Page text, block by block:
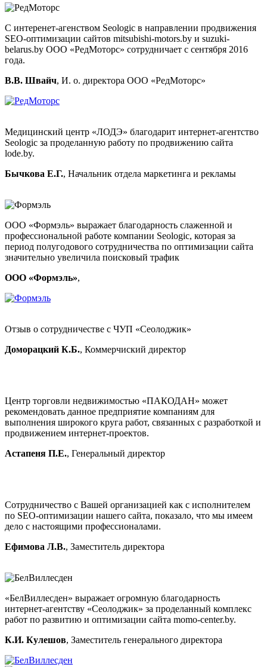
С интеренет-агенством Seologic в направлении продвижения
SEO-оптимизации сайтов mitsubishi-motors.by и suzuki-
belarus.by ООО «РедМоторс» сотрудничает с сентября 2016
года.
В.В. Швайч, И. о. директора ООО «РедМоторс»
Медицинский центр «ЛОДЭ» благодарит интернет-агентство
Seologic за проделанную работу по продвижению сайта
lode.by.
Бычкова Е.Г., Начальник отдела маркетинга и рекламы
ООО «Формэль» выражает благодарность слаженной и
профессиональной работе компании Seologic, которая за
период полугодового сотрудничества по оптимизации сайта
значительно увеличила поисковый трафик
ООО «Формэль»,
Отзыв о сотрудничестве с ЧУП «Сеолоджик»
Доморацкий К.Б., Коммерчиский директор
Центр торговли недвижимостью «ПАКОДАН» может
рекомендовать данное предприятие компаниям для
выполнения широкого круга работ, связанных с разработкой и
продвижением интернет-проектов.
Астапеня П.Е., Генеральный директор
Сотрудничество с Вашей организацией как с исполнителем
по SEO-оптимизации нашего сайта, показало, что мы имеем
дело с настоящими профессионалами.
Ефимова Л.В., Заместитель директора
«БелВиллесден» выражает огромную благодарность
интернет-агентству «Сеолоджик» за проделанный комплекс
работ по развитию и оптимизации сайта momo-center.by.
К.И. Кулешов, Заместитель генерального директора